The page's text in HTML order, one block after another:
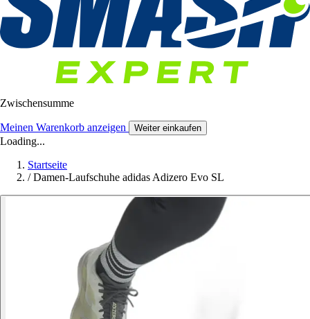
Zwischensumme
Meinen Warenkorb anzeigen Weiter einkaufen
Loading...
Startseite
/ Damen-Laufschuhe adidas Adizero Evo SL